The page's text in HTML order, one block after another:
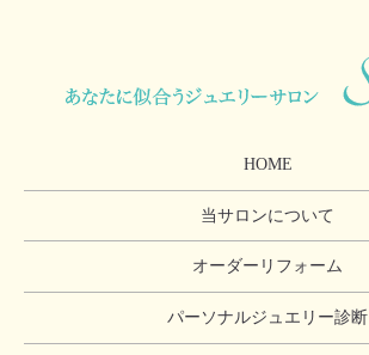
HOME
当サロンについて
オーダーリフォーム
パーソナルジュエリー診断